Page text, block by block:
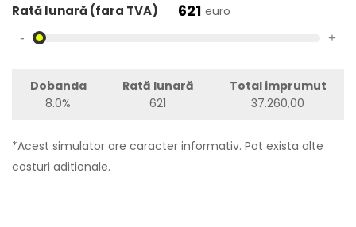
Rată lunară (fara TVA) 621 euro
- +
Dobanda
8.0%
Rată lunară
621
Total imprumut
37.260,00
*Acest simulator are caracter informativ. Pot exista alte
costuri aditionale.